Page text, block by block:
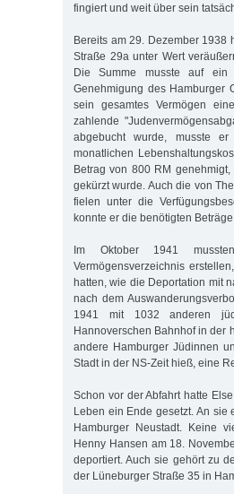
fingiert und weit über sein
Bereits am 29. Dezember 1938
Straße 29a unter Wert
Die Summe musste auf
Genehmigung des Hamburger
sein gesamtes Vermögen
zahlende
abgebucht wurde, musste
monatlichen
Betrag von 800 RM
gekürzt wurde. Auch die von
fielen unter die
konnte er die benötigten
Im Oktober 1941
Vermögensverzeichnis
hatten, wie die Deportation mit
nach dem
1941 mit 1032 anderen
Hannoverschen Bahnhof in der
andere Hamburger Jüdinnen
Stadt in der NS-Zeit hieß, eine
Schon vor der Abfahrt hatte
Leben ein Ende gesetzt. An sie
Hamburger Neustadt. Keine
Henny Hansen am 18.
deportiert. Auch sie gehört zu
der Lüneburger Straße 35 in